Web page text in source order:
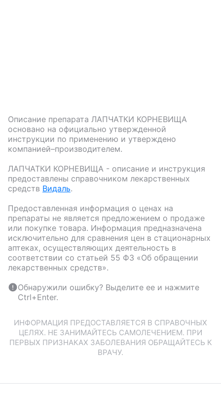
Описание препарата ЛАПЧАТКИ КОРНЕВИЩА
основано на официально утвержденной
инструкции по применению и утверждено
компанией–производителем.
ЛАПЧАТКИ КОРНЕВИЩА - описание и инструкция
предоставлены справочником лекарственных
средств Видаль.
Предоставленная информация о ценах на
препараты не является предложением о продаже
или покупке товара. Информация предназначена
исключительно для сравнения цен в стационарных
аптеках, осуществляющих деятельность в
соответствии со статьей 55 ФЗ «Об обращении
лекарственных средств».
Обнаружили ошибку? Выделите ее и нажмите
Ctrl+Enter.
ИНФОРМАЦИЯ ПРЕДОСТАВЛЯЕТСЯ В СПРАВОЧНЫХ
ЦЕЛЯХ. НЕ ЗАНИМАЙТЕСЬ САМОЛЕЧЕНИЕМ. ПРИ
ПЕРВЫХ ПРИЗНАКАХ ЗАБОЛЕВАНИЯ ОБРАЩАЙТЕСЬ К
ВРАЧУ.